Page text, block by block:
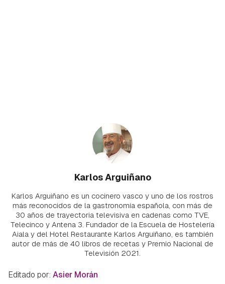
Karlos Arguiñano
Karlos Arguiñano es un cocinero vasco y uno de los rostros
más reconocidos de la gastronomía española, con más de
30 años de trayectoria televisiva en cadenas como TVE,
Telecinco y Antena 3. Fundador de la Escuela de Hostelería
Aiala y del Hotel Restaurante Karlos Arguiñano, es también
autor de más de 40 libros de recetas y Premio Nacional de
Televisión 2021.
Editado por: Asier Morán